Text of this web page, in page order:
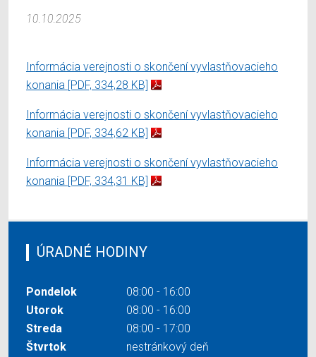
10.10.2025
Informácia verejnosti o skončení vyvlastňovacieho
konania [PDF, 334,28 KB]
Informácia verejnosti o skončení vyvlastňovacieho
konania [PDF, 334,62 KB]
Informácia verejnosti o skončení vyvlastňovacieho
konania [PDF, 334,31 KB]
ÚRADNÉ HODINY
Pondelok
08:00 - 16:00
Utorok
08:00 - 16:00
Streda
08:00 - 17:00
Štvrtok
nestránkový deň